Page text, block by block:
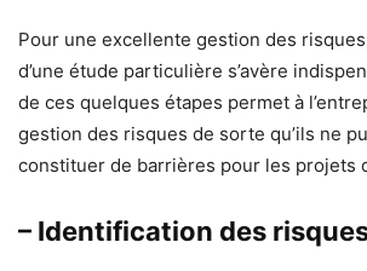
Pour une excellente gestion des
d’une étude particulière s’avère
de ces quelques étapes permet à
gestion des risques de sorte qu’ils ne
constituer de barrières pour les projets
– Identification des